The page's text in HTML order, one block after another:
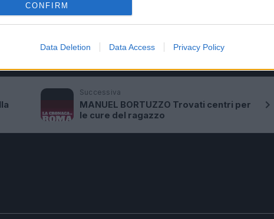
CONFIRM
Data Deletion Data Access Privacy Policy
FIUMICINO
Successiva
MANUEL BORTUZZO Trovati centri per
le cure del ragazzo